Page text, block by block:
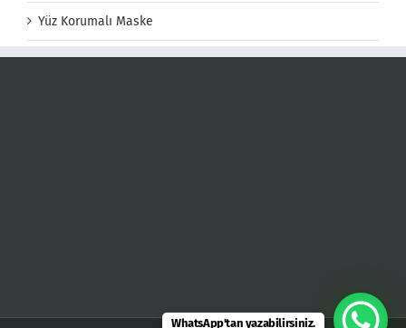
Yüz Korumalı Maske
WhatsApp'tan yazabilirsiniz.